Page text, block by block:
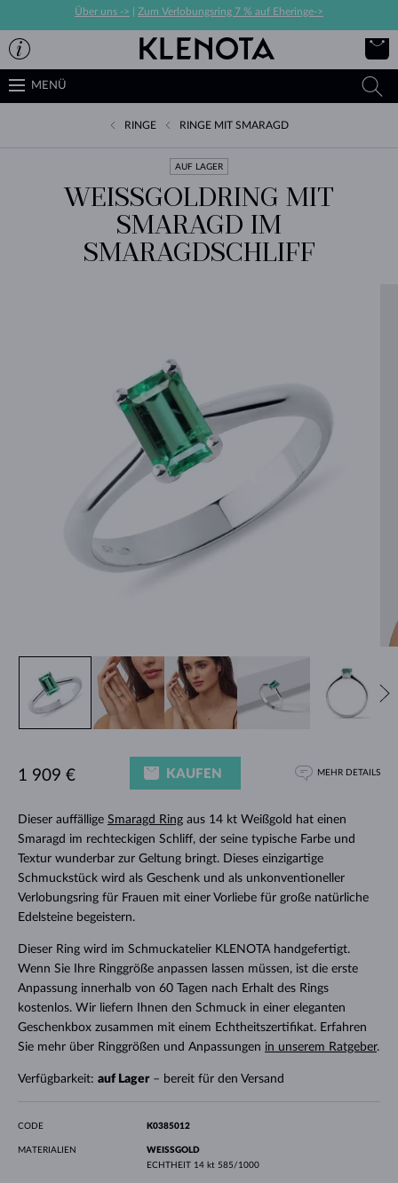
Über uns -> Zum Verlobungsring 7 % auf Eheringe->
MENÜ
RINGE RINGE MIT SMARAGD
AUF LAGER
WEISSGOLDRING MIT S
MARAGD IM S
MARAGDSCHLIFF
Dieser auffällige Smaragd Ringaus 14 kt Weißgold hat einen
Smaragd im rechteckigen Schliff, der seine typische Farbe und
Textur wunderbar zur Geltung bringt. Dieses einzigartige
Schmuckstück wird als Geschenk und als unkonventioneller
Verlobungsring für Frauen mit einer Vorliebe für große natürliche
Edelsteine begeistern.
Dieser Ring wird im Schmuckatelier KLENOTA handgefertigt.
Wenn Sie Ihre Ringgröße anpassen lassen müssen, ist die erste
Anpassung innerhalb von 60 Tagen nach Erhalt des Rings
kostenlos. Wir liefern Ihnen den Schmuck in einer eleganten
Geschenkbox zusammen mit einem Echtheitszertifikat. Erfahren
Sie mehr über Ringgrößen und Anpassungen in unserem Ratgeber.
Verfügbarkeit: auf Lager– bereit für den Versand
1 909 € KAUFEN MEHR DETAILS
CODE K0385012
MATERIALIEN
WEISSGOLD
ECHTHEIT 14 kt 585/1000